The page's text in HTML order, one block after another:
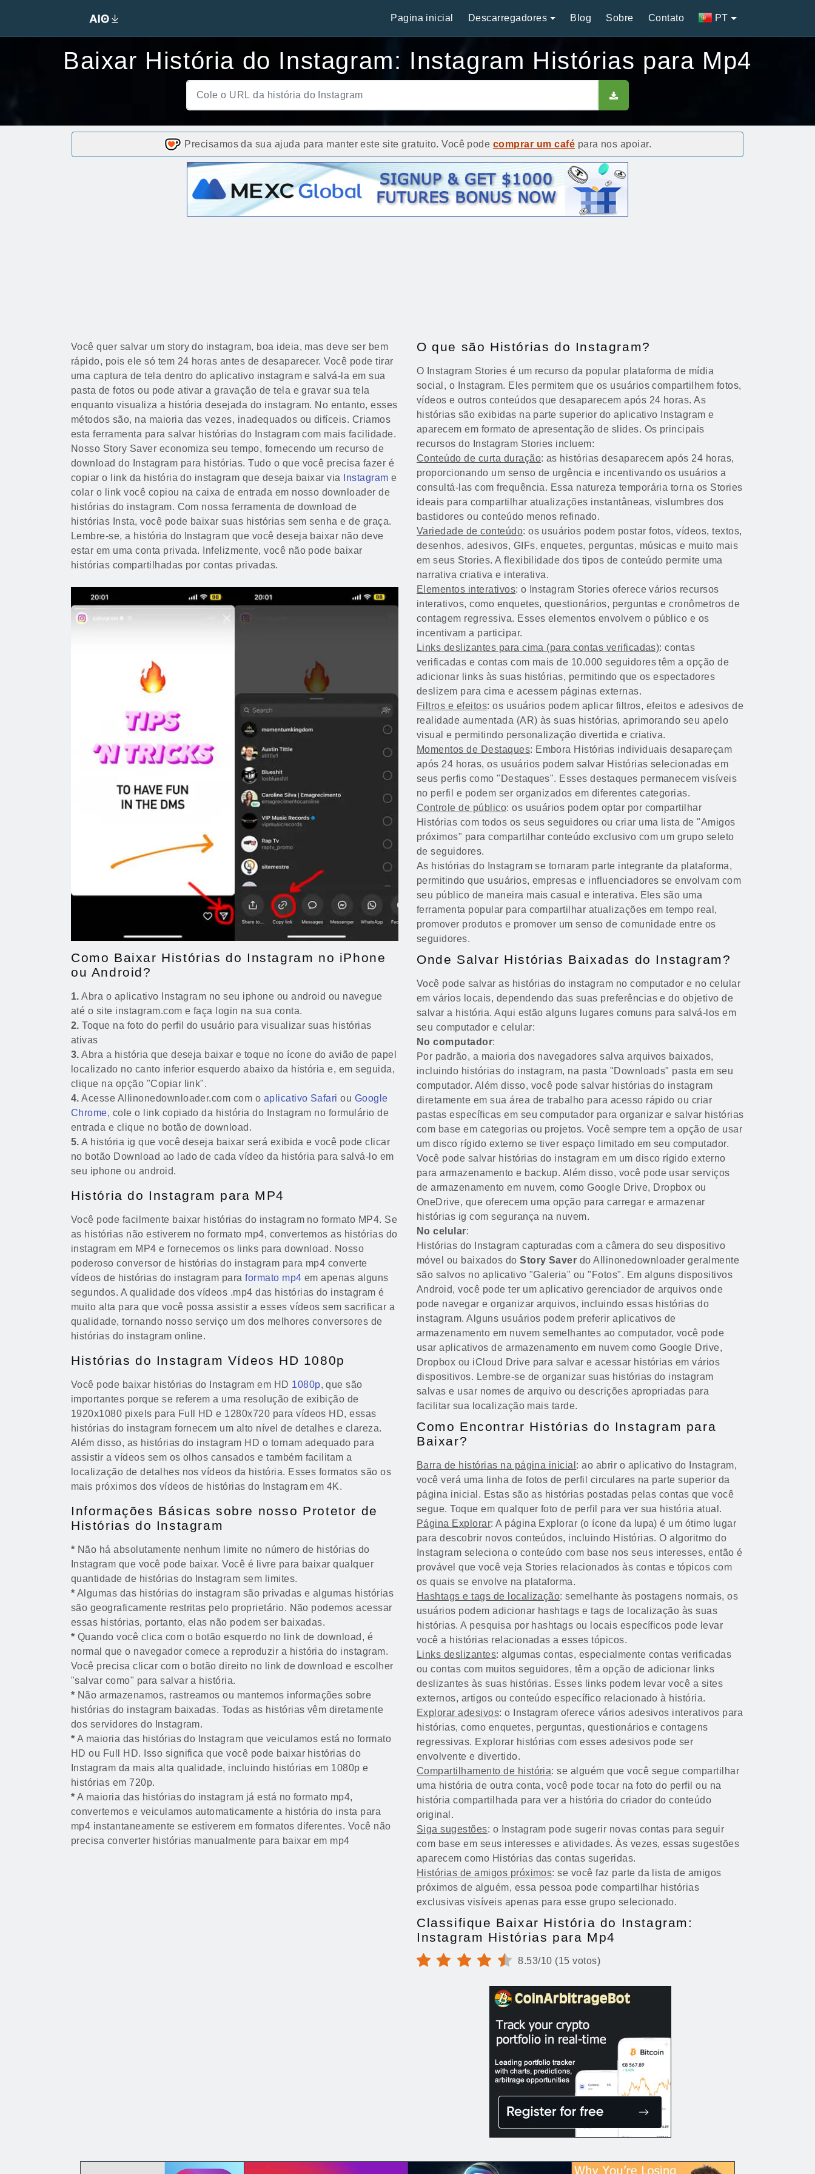
Pagina inicial Descarregadores Blog Sobre Contato PT
Baixar História do Instagram: Instagram Histórias para Mp4
Precisamos da sua ajuda para manter este site gratuito. Você pode comprar um café para nos apoiar.
Você quer salvar um story do instagram, boa ideia, mas deve ser bem
rápido, pois ele só tem 24 horas antes de desaparecer. Você pode tirar
uma captura de tela dentro do aplicativo instagram e salvá-la em sua
pasta de fotos ou pode ativar a gravação de tela e gravar sua tela
enquanto visualiza a história desejada do instagram. No entanto, esses
métodos são, na maioria das vezes, inadequados ou difíceis. Criamos
esta ferramenta para salvar histórias do Instagram com mais facilidade.
Nosso Story Saver economiza seu tempo, fornecendo um recurso de
download do Instagram para histórias. Tudo o que você precisa fazer é
copiar o link da história do instagram que deseja baixar via
Instagram e
colar o link você copiou na caixa de entrada em nosso downloader de
histórias do instagram. Com nossa ferramenta de download de
histórias Insta, você pode baixar suas histórias sem senha e de graça.
Lembre-se, a história do Instagram que você deseja baixar não deve
estar em uma conta privada. Infelizmente, você não pode baixar
histórias compartilhadas por contas privadas.
Como Baixar Histórias do Instagram no iPhone
ou Android?
1. Abra o aplicativo Instagram no seu iphone ou android ou navegue
até o site instagram.com e faça login na sua conta.
2. Toque na foto do perfil do usuário para visualizar suas histórias
ativas
3. Abra a história que deseja baixar e toque no ícone do avião de papel
localizado no canto inferior esquerdo abaixo da história e, em seguida,
clique na opção "Copiar link".
4. Acesse Allinonedownloader.com com o aplicativo Safari ou Google
Chrome, cole o link copiado da história do Instagram no formulário de
entrada e clique no botão de download.
5. A história ig que você deseja baixar será exibida e você pode clicar
no botão Download ao lado de cada vídeo da história para salvá-lo em
seu iphone ou android.
História do Instagram para MP4
Você pode facilmente baixar histórias do instagram no formato MP4. Se
as histórias não estiverem no formato mp4, convertemos as histórias do
instagram em MP4 e fornecemos os links para download. Nosso
poderoso conversor de histórias do instagram para mp4 converte
vídeos de histórias do instagram paraformato mp4 em apenas alguns
segundos. A qualidade dos vídeos .mp4 das histórias do instagram é
muito alta para que você possa assistir a esses vídeos sem sacrificar a
qualidade, tornando nosso serviço um dos melhores conversores de
histórias do instagram online.
Histórias do Instagram Vídeos HD 1080p
Você pode baixar histórias do Instagram em HD 1080p, que são
importantes porque se referem a uma resolução de exibição de
1920x1080 pixels para Full HD e 1280x720 para vídeos HD, essas
histórias do instagram fornecem um alto nível de detalhes e clareza.
Além disso, as histórias do instagram HD o tornam adequado para
assistir a vídeos sem os olhos cansados e também facilitam a
localização de detalhes nos vídeos da história. Esses formatos são os
mais próximos dos vídeos de histórias do Instagram em 4K.
Informações Básicas sobre nosso Protetor de
Histórias do Instagram
* Não há absolutamente nenhum limite no número de histórias do
Instagram que você pode baixar. Você é livre para baixar qualquer
quantidade de histórias do Instagram sem limites.
* Algumas das histórias do instagram são privadas e algumas histórias
são geograficamente restritas pelo proprietário. Não podemos acessar
essas histórias, portanto, elas não podem ser baixadas.
* Quando você clica com o botão esquerdo no link de download, é
normal que o navegador comece a reproduzir a história do instagram.
Você precisa clicar com o botão direito no link de download e escolher
"salvar como" para salvar a história.
* Não armazenamos, rastreamos ou mantemos informações sobre
histórias do instagram baixadas. Todas as histórias vêm diretamente
dos servidores do Instagram.
* A maioria das histórias do Instagram que veiculamos está no formato
HD ou Full HD. Isso significa que você pode baixar histórias do
Instagram da mais alta qualidade, incluindo histórias em 1080p e
histórias em 720p.
* A maioria das histórias do instagram já está no formato mp4,
convertemos e veiculamos automaticamente a história do insta para
mp4 instantaneamente se estiverem em formatos diferentes. Você não
precisa converter histórias manualmente para baixar em mp4
O que são Histórias do Instagram?
O Instagram Stories é um recurso da popular plataforma de mídia
social, o Instagram. Eles permitem que os usuários compartilhem fotos,
vídeos e outros conteúdos que desaparecem após 24 horas. As
histórias são exibidas na parte superior do aplicativo Instagram e
aparecem em formato de apresentação de slides. Os principais
recursos do Instagram Stories incluem:
Conteúdo de curta duração: as histórias desaparecem após 24 horas,
proporcionando um senso de urgência e incentivando os usuários a
consultá-las com frequência. Essa natureza temporária torna os Stories
ideais para compartilhar atualizações instantâneas, vislumbres dos
bastidores ou conteúdo menos refinado.
Variedade de conteúdo: os usuários podem postar fotos, vídeos, textos,
desenhos, adesivos, GIFs, enquetes, perguntas, músicas e muito mais
em seus Stories. A flexibilidade dos tipos de conteúdo permite uma
narrativa criativa e interativa.
Elementos interativos: o Instagram Stories oferece vários recursos
interativos, como enquetes, questionários, perguntas e cronômetros de
contagem regressiva. Esses elementos envolvem o público e os
incentivam a participar.
Links deslizantes para cima (para contas verificadas): contas
verificadas e contas com mais de 10.000 seguidores têm a opção de
adicionar links às suas histórias, permitindo que os espectadores
deslizem para cima e acessem páginas externas.
Filtros e efeitos: os usuários podem aplicar filtros, efeitos e adesivos de
realidade aumentada (AR) às suas histórias, aprimorando seu apelo
visual e permitindo personalização divertida e criativa.
Momentos de Destaques: Embora Histórias individuais desapareçam
após 24 horas, os usuários podem salvar Histórias selecionadas em
seus perfis como "Destaques". Esses destaques permanecem visíveis
no perfil e podem ser organizados em diferentes categorias.
Controle de público: os usuários podem optar por compartilhar
Histórias com todos os seus seguidores ou criar uma lista de "Amigos
próximos" para compartilhar conteúdo exclusivo com um grupo seleto
de seguidores.
As histórias do Instagram se tornaram parte integrante da plataforma,
permitindo que usuários, empresas e influenciadores se envolvam com
seu público de maneira mais casual e interativa. Eles são uma
ferramenta popular para compartilhar atualizações em tempo real,
promover produtos e promover um senso de comunidade entre os
seguidores.
Onde Salvar Histórias Baixadas do Instagram?
Você pode salvar as histórias do instagram no computador e no celular
em vários locais, dependendo das suas preferências e do objetivo de
salvar a história. Aqui estão alguns lugares comuns para salvá-los em
seu computador e celular:
No computador:
Por padrão, a maioria dos navegadores salva arquivos baixados,
incluindo histórias do instagram, na pasta "Downloads" pasta em seu
computador. Além disso, você pode salvar histórias do instagram
diretamente em sua área de trabalho para acesso rápido ou criar
pastas específicas em seu computador para organizar e salvar histórias
com base em categorias ou projetos. Você sempre tem a opção de usar
um disco rígido externo se tiver espaço limitado em seu computador.
Você pode salvar histórias do instagram em um disco rígido externo
para armazenamento e backup. Além disso, você pode usar serviços
de armazenamento em nuvem, como Google Drive, Dropbox ou
OneDrive, que oferecem uma opção para carregar e armazenar
histórias ig com segurança na nuvem.
No celular:
Histórias do Instagram capturadas com a câmera do seu dispositivo
móvel ou baixados doStory Saver do Allinonedownloader geralmente
são salvos no aplicativo "Galeria" ou "Fotos". Em alguns dispositivos
Android, você pode ter um aplicativo gerenciador de arquivos onde
pode navegar e organizar arquivos, incluindo essas histórias do
instagram. Alguns usuários podem preferir aplicativos de
armazenamento em nuvem semelhantes ao computador, você pode
usar aplicativos de armazenamento em nuvem como Google Drive,
Dropbox ou iCloud Drive para salvar e acessar histórias em vários
dispositivos. Lembre-se de organizar suas histórias do instagram
salvas e usar nomes de arquivo ou descrições apropriadas para
facilitar sua localização mais tarde.
Como Encontrar Histórias do Instagram para
Baixar?
Barra de histórias na página inicial : ao abrir o aplicativo do Instagram,
você verá uma linha de fotos de perfil circulares na parte superior da
página inicial. Estas são as histórias postadas pelas contas que você
segue. Toque em qualquer foto de perfil para ver sua história atual.
Página Explorar: A página Explorar (o ícone da lupa) é um ótimo lugar
para descobrir novos conteúdos, incluindo Histórias. O algoritmo do
Instagram seleciona o conteúdo com base nos seus interesses, então é
provável que você veja Stories relacionados às contas e tópicos com
os quais se envolve na plataforma.
Hashtags e tags de localização: semelhante às postagens normais, os
usuários podem adicionar hashtags e tags de localização às suas
histórias. A pesquisa por hashtags ou locais específicos pode levar
você a histórias relacionadas a esses tópicos.
Links deslizantes: algumas contas, especialmente contas verificadas
ou contas com muitos seguidores, têm a opção de adicionar links
deslizantes às suas histórias. Esses links podem levar você a sites
externos, artigos ou conteúdo específico relacionado à história.
Explorar adesivos: o Instagram oferece vários adesivos interativos para
histórias, como enquetes, perguntas, questionários e contagens
regressivas. Explorar histórias com esses adesivos pode ser
envolvente e divertido.
Compartilhamento de história: se alguém que você segue compartilhar
uma história de outra conta, você pode tocar na foto do perfil ou na
história compartilhada para ver a história do criador do conteúdo
original.
Siga sugestões: o Instagram pode sugerir novas contas para seguir
com base em seus interesses e atividades. Às vezes, essas sugestões
aparecem como Histórias das contas sugeridas.
Histórias de amigos próximos: se você faz parte da lista de amigos
próximos de alguém, essa pessoa pode compartilhar histórias
exclusivas visíveis apenas para esse grupo selecionado.
Classifique Baixar História do Instagram:
Instagram Histórias para Mp4
8.53/10 (15 votos)